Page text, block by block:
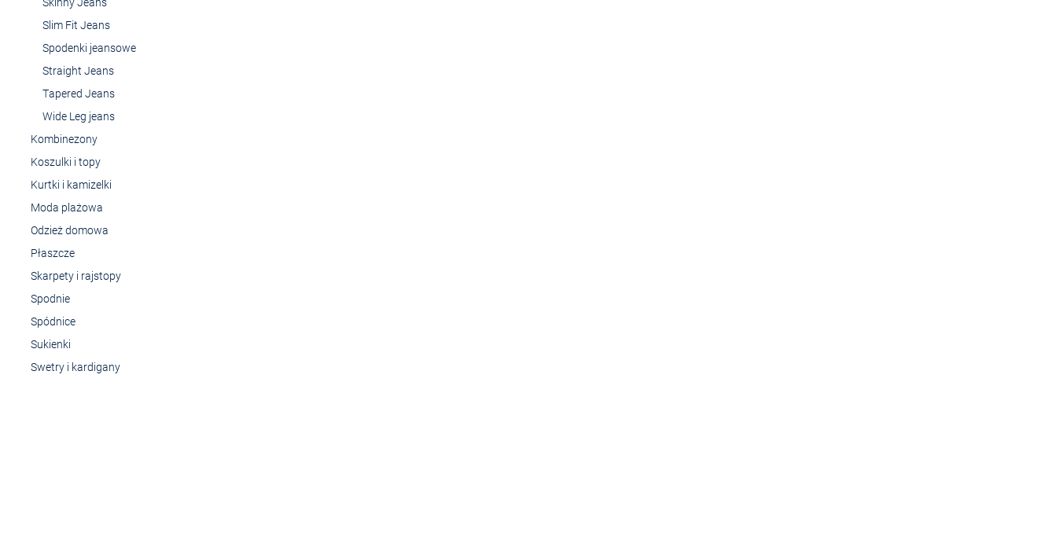
Slim Fit Jeans
Spodenki jeansowe
Straight Jeans
Tapered Jeans
Wide Leg jeans
Kombinezony
Koszulki i topy
Kurtki i kamizelki
Moda plażowa
Odzież domowa
Płaszcze
Skarpety i rajstopy
Spodnie
Spódnice
Sukienki
Swetry i kardigany